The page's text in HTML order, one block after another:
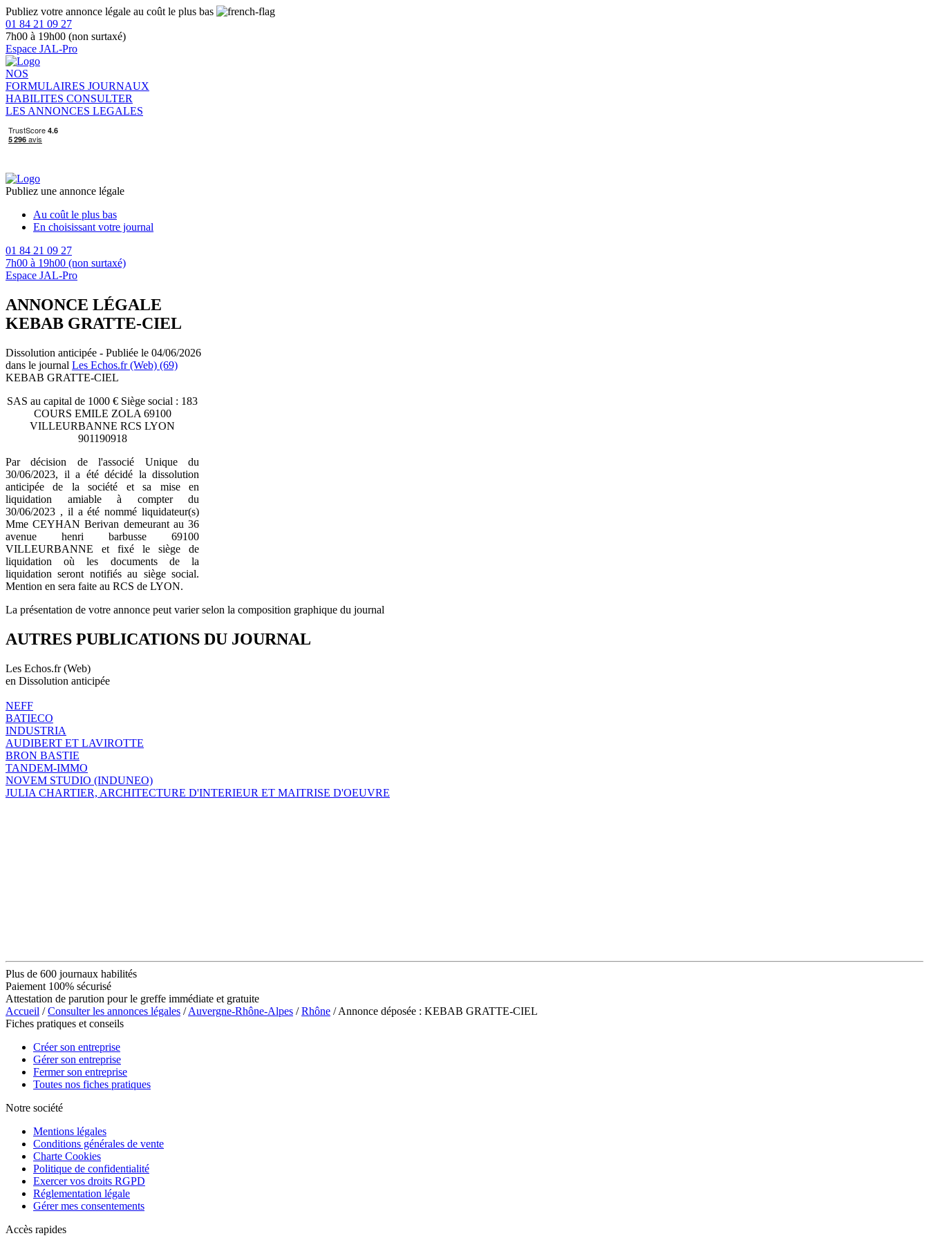
Publiez votre annonce légale au coût le plus bas
01 84 21 09 27
7h00 à 19h00 (non surtaxé)
Espace JAL-Pro
NOS
FORMULAIRES JOURNAUX
HABILITES CONSULTER
LES ANNONCES LEGALES
Publiez une annonce légale
Au coût le plus bas
En choisissant votre journal
01 84 21 09 27
7h00 à 19h00 (non surtaxé)
Espace JAL-Pro
ANNONCE LÉGALE
KEBAB GRATTE-CIEL
Dissolution anticipée - Publiée le 04/06/2026
dans le journal Les Echos.fr (Web) (69)
KEBAB GRATTE-CIEL
SAS au capital de 1000 € Siège social : 183
COURS EMILE ZOLA 69100
VILLEURBANNE RCS LYON
901190918
Par décision de l'associé Unique du
30/06/2023, il a été décidé la dissolution
anticipée de la société et sa mise en
liquidation amiable à compter du
30/06/2023 , il a été nommé liquidateur(s)
Mme CEYHAN Berivan demeurant au 36
avenue henri barbusse 69100
VILLEURBANNE et fixé le siège de
liquidation où les documents de la
liquidation seront notifiés au siège social.
Mention en sera faite au RCS de LYON.
La présentation de votre annonce peut varier selon la composition graphique du journal
AUTRES PUBLICATIONS DU JOURNAL
Les Echos.fr (Web)
en Dissolution anticipée
NEFF
BATIECO
INDUSTRIA
AUDIBERT ET LAVIROTTE
BRON BASTIE
TANDEM-IMMO
NOVEM STUDIO (INDUNEO)
JULIA CHARTIER, ARCHITECTURE D'INTERIEUR ET MAITRISE D'OEUVRE
Plus de 600 journaux habilités
Paiement 100% sécurisé
Attestation de parution pour le greffe immédiate et gratuite
Accueil /Consulter les annonces légales /Auvergne-Rhône-Alpes /Rhône / Annonce déposée : KEBAB GRATTE-CIEL
Fiches pratiques et conseils
Créer son entreprise
Gérer son entreprise
Fermer son entreprise
Toutes nos fiches pratiques
Notre société
Mentions légales
Conditions générales de vente
Charte Cookies
Politique de confidentialité
Exercer vos droits RGPD
Réglementation légale
Gérer mes consentements
Accès rapides